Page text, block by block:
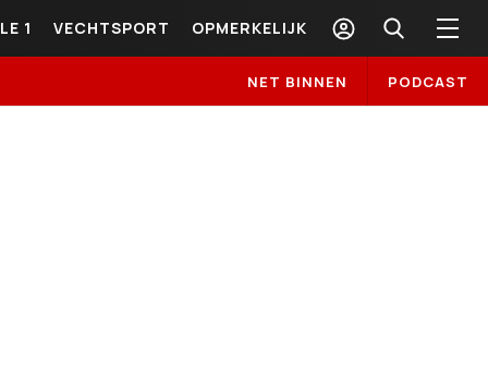
1 VECHTSPORT OPMERKELIJK
NET BINNEN PODCAST